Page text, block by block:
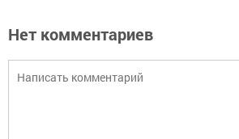
Нет комментариев